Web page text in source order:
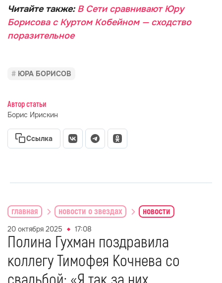
Читайте также: В Сети сравнивают Юру
Борисова с Куртом Кобейном — сходство
поразительное
ЮРА БОРИСОВ
Автор статьи
Борис Ирискин
Ссылка
главная новости о звездах новости
20 октября 2025 17:08
Полина Гухман поздравила
коллегу Тимофея Кочнева со